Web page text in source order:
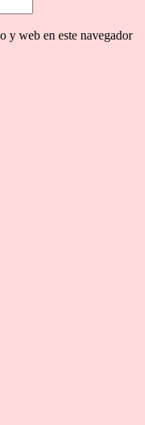
y web en este navegador